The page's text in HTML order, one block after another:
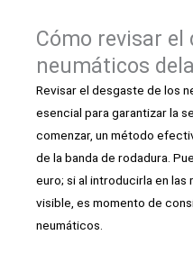
Cómo revisar el
neumáticos
Revisar el desgaste de los
esencial para garantizar la
comenzar, un método
de la banda de rodadura.
euro; si al introducirla en las
visible, es momento de
neumáticos.